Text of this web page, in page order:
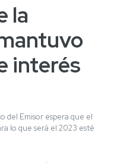
la
interés
del Emisor espera que el
lo que será el 2023 esté